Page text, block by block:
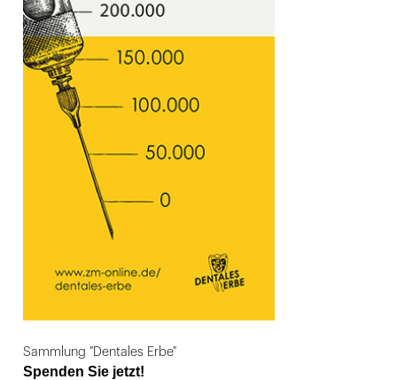
Sammlung "Dentales Erbe"
Spenden Sie jetzt!